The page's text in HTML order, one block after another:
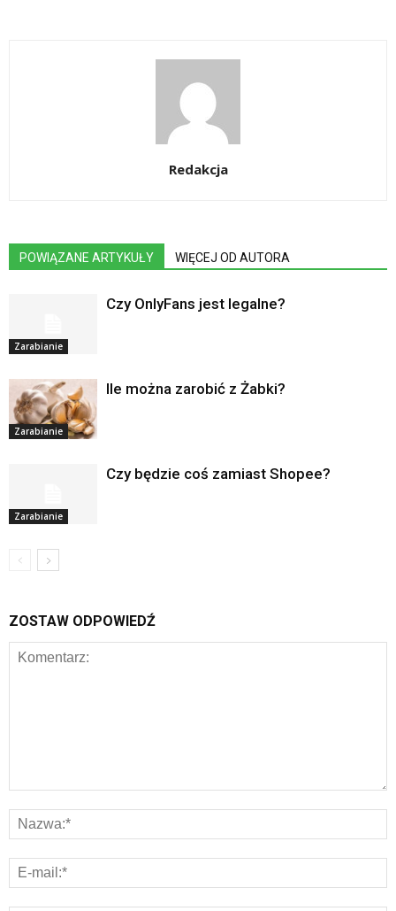
Redakcja
POWIĄZANE ARTYKUŁY WIĘCEJ OD AUTORA
Zarabianie
Czy OnlyFans jest legalne?
Zarabianie
Ile można zarobić z Żabki?
Zarabianie
Czy będzie coś zamiast Shopee?
ZOSTAW ODPOWIEDŹ